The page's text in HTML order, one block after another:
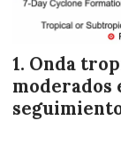
Onda
moderados